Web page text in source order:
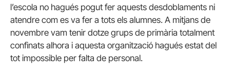
l’escola no hagués pogut fer aquests desdoblaments ni
atendre com es va fer a tots els alumnes. A mitjans de
novembre vam tenir dotze grups de primària totalment
confinats alhora i aquesta organització hagués estat del
tot impossible per falta de personal.